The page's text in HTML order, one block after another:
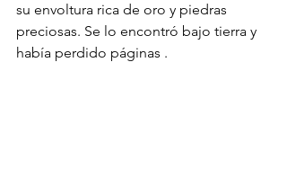
su envoltura rica de oro y piedras
preciosas. Se lo encontró bajo tierra y
había perdido páginas .